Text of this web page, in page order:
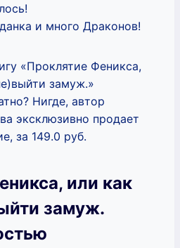
и много Драконов!
«Проклятие Феникса,
замуж.»
Нигде, автор
эксклюзивно продает
за 149.0 руб.
или как
замуж.